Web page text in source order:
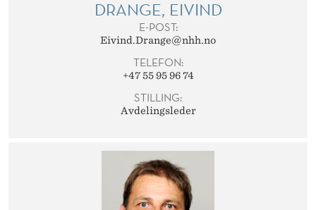
DRANGE, EIVIND
E-POST:
Eivind.Drange@nhh.no
TELEFON:
+47 55 95 96 74
STILLING:
Avdelingsleder